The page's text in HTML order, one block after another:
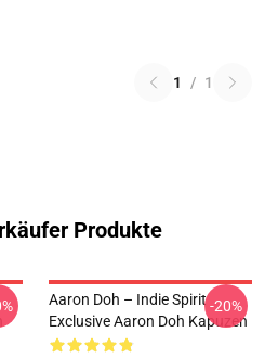
1 / 1
Produkte
Aaron Doh – Indie Spirit
Exclusive Aaron Doh Kapuzen
-20%